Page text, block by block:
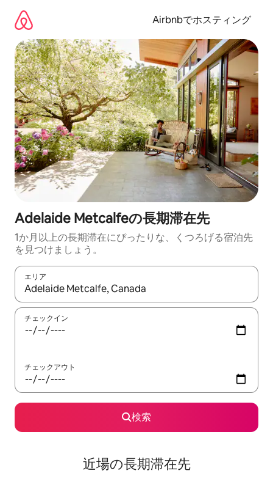
Airbnbでホスティング
Adelaide Metcalfeの長期滞在先
1か月以上の長期滞在にぴったりな、くつろげる宿泊先
を見つけましょう。
エリア
検索結果が表示されたら、上下の矢印キーを使って移動するか
チェックイン
チェックアウト
検索
近場の長期滞在先